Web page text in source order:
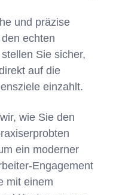
und präzise
echten
Sie sicher,
auf die
einzahlt.
wie Sie den
ein moderner
Engagement
mit einem